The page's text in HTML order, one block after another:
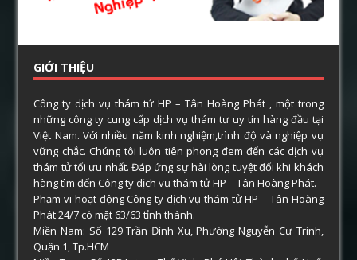
GIỚI THIỆU
Công ty dịch vụ thám tử HP – Tân Hoàng Phát , một trong
những công ty cung cấp dịch vụ thám tư uy tín hàng đầu tại
Việt Nam. Với nhiều năm kinh nghiệm,trình độ và nghiệp vụ
vững chắc. Chúng tôi luôn tiên phong đem đến các dịch vụ
thám tử tối ưu nhất. Đáp ứng sự hài lòng tuyệt đối khi khách
hàng tìm đến Công ty dịch vụ thám tử HP – Tân Hoàng Phát.
Phạm vi hoạt động Công ty dịch vụ thám tử HP – Tân Hoàng
Phát 24/7 có mặt 63/63 tỉnh thành.
Miền Nam: Số 129 Trần Đình Xu, Phường Nguyễn Cư Trinh,
Quận 1, Tp.HCM